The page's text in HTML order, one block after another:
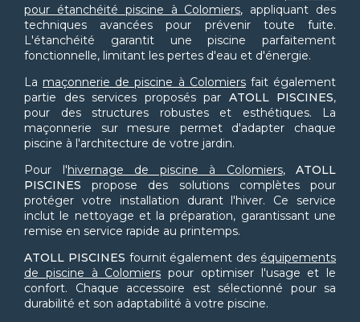
pour étanchéité piscine à Colomiers, appliquant des
techniques avancées pour prévenir toute fuite.
L'étanchéité garantit une piscine parfaitement
fonctionnelle, limitant les pertes d'eau et d'énergie.
La maçonnerie de piscine à Colomiersfait également
partie des services proposés par ATOLL PISCINES,
pour des structures robustes et esthétiques. La
maçonnerie sur mesure permet d'adapter chaque
piscine à l'architecture de votre jardin.
Pour l'hivernage de piscine à Colomiers, ATOLL
PISCINES propose des solutions complètes pour
protéger votre installation durant l'hiver. Ce service
inclut le nettoyage et la préparation, garantissant une
remise en service rapide au printemps.
ATOLL PISCINES fournit également des équipements
de piscine à Colomiers pour optimiser l'usage et le
confort. Chaque accessoire est sélectionné pour sa
durabilité et son adaptabilité à votre piscine.